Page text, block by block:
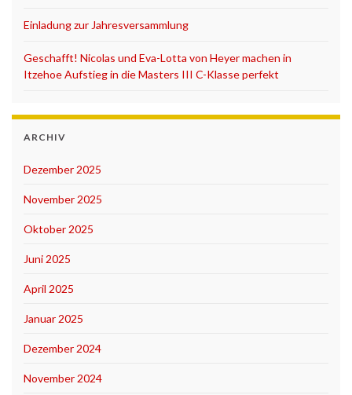
Einladung zur Jahresversammlung
Geschafft! Nicolas und Eva-Lotta von Heyer machen in
Itzehoe Aufstieg in die Masters III C-Klasse perfekt
ARCHIV
Dezember 2025
November 2025
Oktober 2025
Juni 2025
April 2025
Januar 2025
Dezember 2024
November 2024